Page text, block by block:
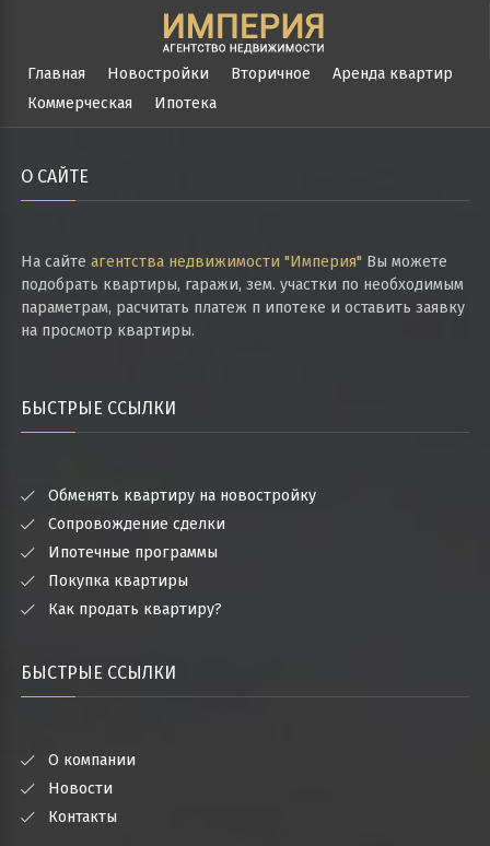
Главная Новостройки Вторичное
Аренда квартир
Коммерческая
Ипотека
О САЙТЕ
На сайте агентства недвижимости "Империя" Вы можете
подобрать квартиры, гаражи, зем. участки по необходимым
параметрам, расчитать платеж п ипотеке и оставить заявку
на просмотр квартиры.
БЫСТРЫЕ ССЫЛКИ
Обменять квартиру на новостройку
Сопровождение сделки
Ипотечные программы
Покупка квартиры
Как продать квартиру?
БЫСТРЫЕ ССЫЛКИ
О компании
Новости
Контакты